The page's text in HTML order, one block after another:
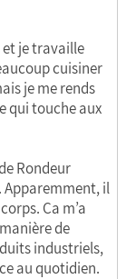
et je travaille
cuisiner
je me rends
qui touche aux
Rondeur
Apparemment, il
Ça m’a
de
industriels,
au quotidien.